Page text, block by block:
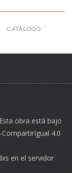
CATÁLOGO
obra está bajo
4.0
en el servidor